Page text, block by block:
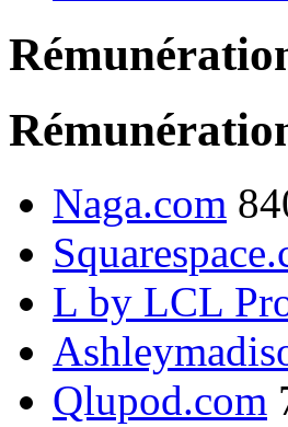
Naga.com
L by LCL
Qlupod.com